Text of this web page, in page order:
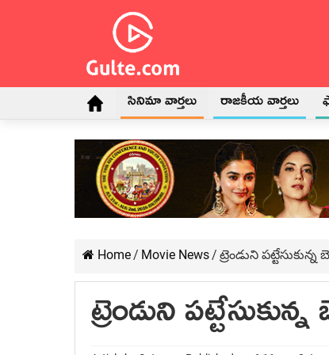
సినిమా వార్తలు రాజకీయ వార్తలు
Home / Movie News / ట్రెండుని పట్టేసుకున్న
ట్రెండుని